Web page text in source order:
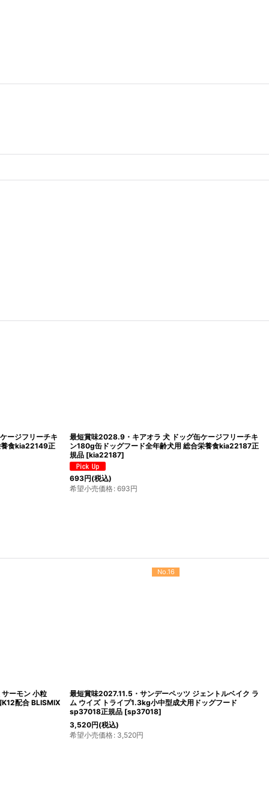
ージフリーチキ
養食kia22149正
最短賞味2028.9・キアオラ 犬 ドッグ缶ケージフリーチキ
ン180g缶ドッグフード全年齢犬用 総合栄養食kia22187正
規品 [kia22187]
693円(税込)
希望小売価格: 693円
ネイチャー 犬 サ
ック ドッグフー
No.20
最短賞味2028.10.17・iti イティ ドッグ ベニソンディナー
1kg全年齢犬用ドッグフード正規品it47883 [it47883
12,100円(税込)
希望小売価格 : 12,100円